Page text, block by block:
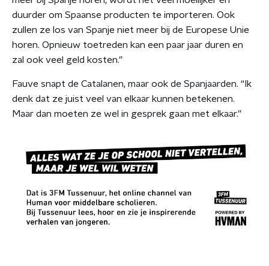
duurder om Spaanse producten te importeren. Ook
zullen ze los van Spanje niet meer bij de Europese Unie
horen. Opnieuw toetreden kan een paar jaar duren en
zal ook veel geld kosten.”
Fauve snapt de Catalanen, maar ook de Spanjaarden. “Ik
denk dat ze juist veel van elkaar kunnen betekenen.
Maar dan moeten ze wel in gesprek gaan met elkaar.”